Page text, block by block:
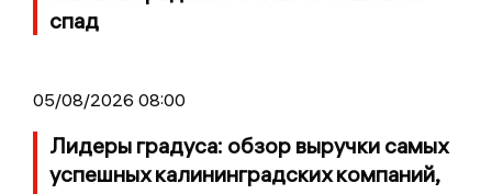
спад
05/08/2026 08:00
Лидеры градуса: обзор выручки самых
успешных калининградских компаний,